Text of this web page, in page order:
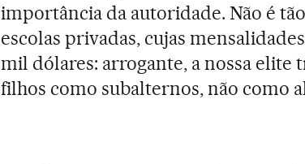
importância da autoridade. Não é
escolas privadas, cujas
mil dólares: arrogante, a nossa elite
filhos como subalternos, não como